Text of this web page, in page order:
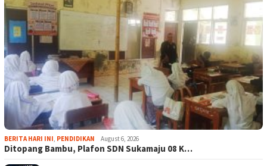
BERITA HARI INI, PENDIDIKAN August 6, 2026
Ditopang Bambu, Plafon SDN Sukamaju 08 K…